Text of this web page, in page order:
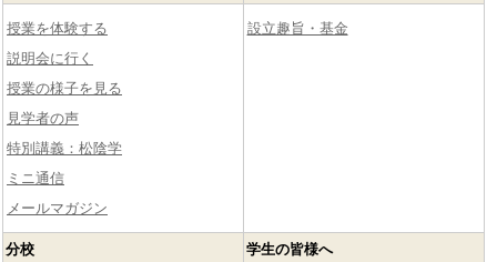
授業を体験する
説明会に行く
授業の様子を見る
見学者の声
特別講義：松陰学
ミニ通信
メールマガジン
設立趣旨・基金
分校 学生の皆様へ